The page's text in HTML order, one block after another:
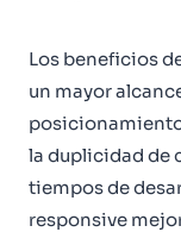
Los beneficios
un mayor
la duplicidad de
tiempos de
responsive